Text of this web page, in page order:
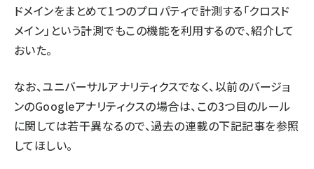
ドメインをまとめて1つのプロパティで計測する「クロスド
メイン」という計測でもこの機能を利用するので、紹介して
おいた。
なお、ユニバーサルアナリティクスでなく、以前のバージョ
ンのGoogleアナリティクスの場合は、この3つ目のルール
に関しては若干異なるので、過去の連載の下記記事を参照
してほしい。